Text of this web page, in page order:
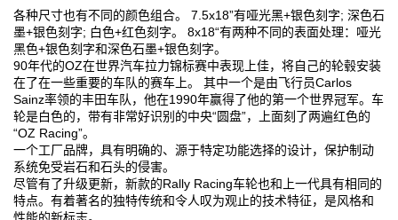
招贤纳士
各种尺寸也有不同的颜色组合。 7.5x18”有哑光黑+银色刻字; 深色石
墨+银色刻字; 白色+红色刻字。 8x18“有两种不同的表面处理：哑光
黑色+银色刻字和深色石墨+银色刻字。
90年代的OZ在世界汽车拉力锦标赛中表现上佳，将自己的轮毂安装
在了在一些重要的车队的赛车上。 其中一个是由飞行员Carlos
Sainz率领的丰田车队，他在1990年赢得了他的第一个世界冠军。车
轮是白色的，带有非常好识别的中央“圆盘”，上面刻了两遍红色的
“OZ Racing”。
一个工厂品牌，具有明确的、源于特定功能选择的设计，保护制动
系统免受岩石和石头的侵害。
尽管有了升级更新，新款的Rally Racing车轮也和上一代具有相同的
特点。有着著名的独特传统和令人叹为观止的技术特征，是风格和